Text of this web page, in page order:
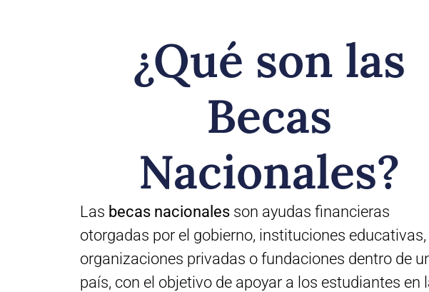
¿Qué son las
Becas
Nacionales?
Las becas nacionales son ayudas financieras
otorgadas por el gobierno, instituciones educativas,
organizaciones privadas o fundaciones dentro de
país, con el objetivo de apoyar a los estudiantes en